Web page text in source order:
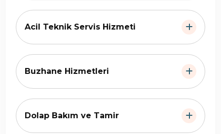
Acil Teknik Servis Hizmeti
Buzhane Hizmetleri
Dolap Bakım ve Tamir